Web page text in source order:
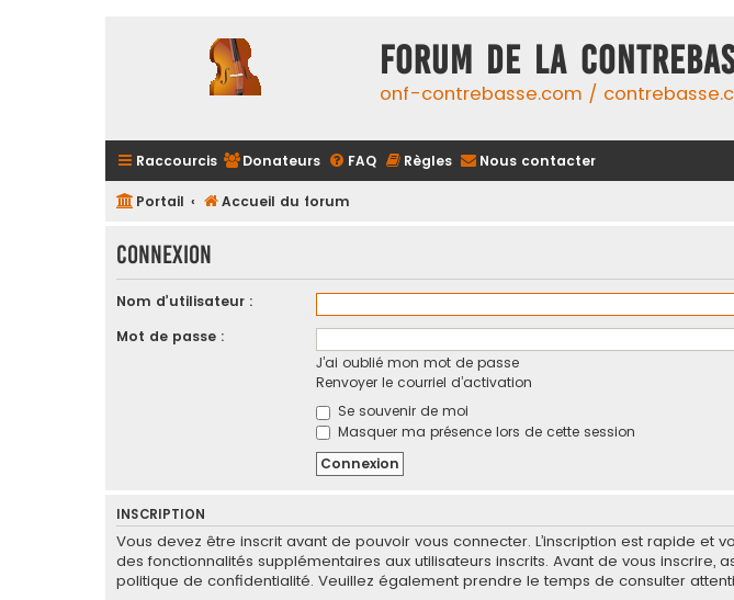
FORUM DE LA
onf-contrebasse.com /
Raccourcis Donateurs FAQ Règles Nous contacter
Portail Accueil du forum
Connexion
Nom d’utilisateur :
Mot de passe :
J’ai oublié mon mot de passe
Renvoyer le courriel d’activation
Se souvenir de moi
Masquer ma présence lors de cette session
INSCRIPTION
Vous devez être inscrit avant de pouvoir vous connecter. L’inscription est rapide
des fonctionnalités supplémentaires aux utilisateurs inscrits. Avant de vous inscrire,
politique de confidentialité. Veuillez également prendre le temps de consulter